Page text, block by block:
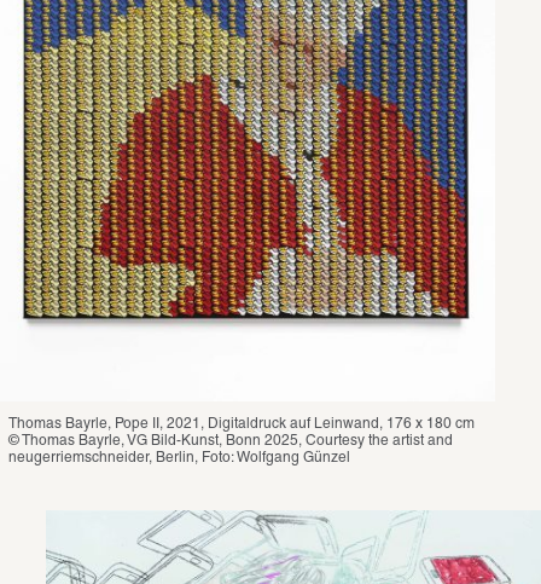
Thomas Bayrle, Pope II, 2021, Digitaldruck auf Leinwand, 176 x 180 cm
© Thomas Bayrle, VG Bild-Kunst, Bonn 2025, Courtesy the artist and